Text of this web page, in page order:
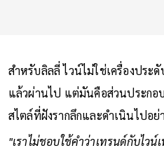
สำหรับลิลลี่ ไวน์ไม่ใช่เครื่องปร
แล้วผ่านไป แต่มันคือส่วนประกอ
สไตล์ที่ฝังรากลึกและดำเนินไปอ
"เราไม่ชอบใช้คำว่าเทรนด์กับไวน์